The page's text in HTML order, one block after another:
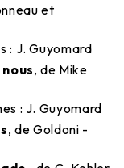
et
: J. Guyomard
, de Mike
: J. Guyomard
, de Goldoni -